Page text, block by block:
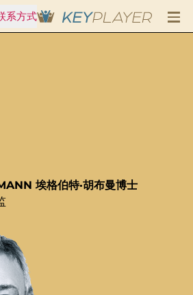
系方式
埃格伯特·胡布曼博士